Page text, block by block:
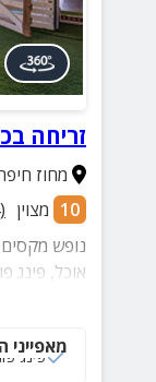
זריחה
מחוז
10 מצוין (
נופש
אוכל, פינג
פינג